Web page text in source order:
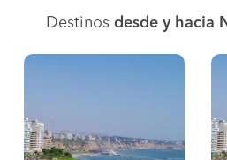
Destinos desde y hacia